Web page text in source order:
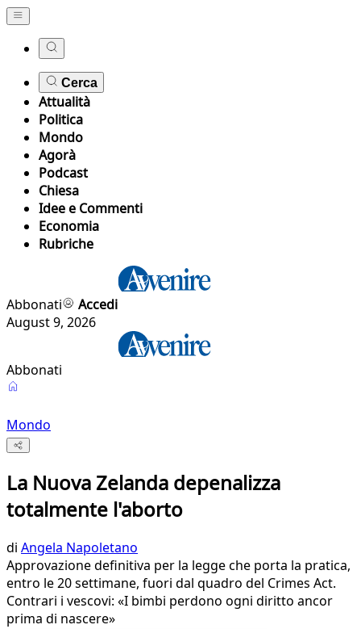
Cerca
Attualità
Politica
Mondo
Agorà
Podcast
Chiesa
Idee e Commenti
Economia
Rubriche
Abbonati
Accedi
August 9, 2026
Abbonati
Mondo
La Nuova Zelanda depenalizza
totalmente l'aborto
di Angela Napoletano
Approvazione definitiva per la legge che porta la pratica,
entro le 20 settimane, fuori dal quadro del Crimes Act.
Contrari i vescovi: «I bimbi perdono ogni diritto ancor
prima di nascere»